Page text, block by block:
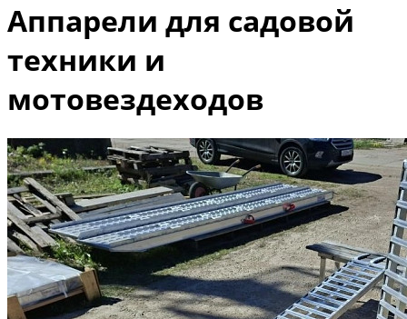
Аппарели для садовой
техники и
мотовездеходов